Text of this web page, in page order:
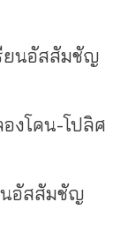
ยนอัสสัมชัญ
งโคน-โปลิศ
นอัสสัมชัญ